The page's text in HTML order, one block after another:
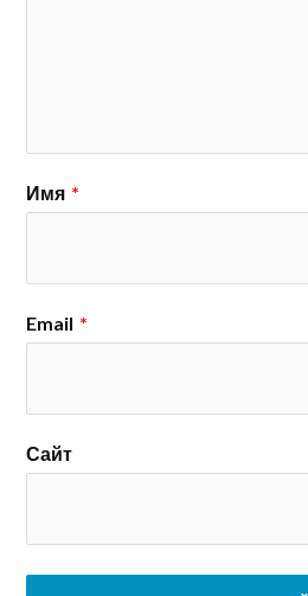
Имя *
Email *
Сайт